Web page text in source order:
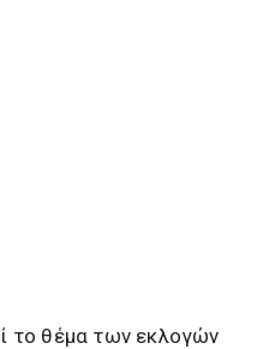
το θέμα των εκλογών